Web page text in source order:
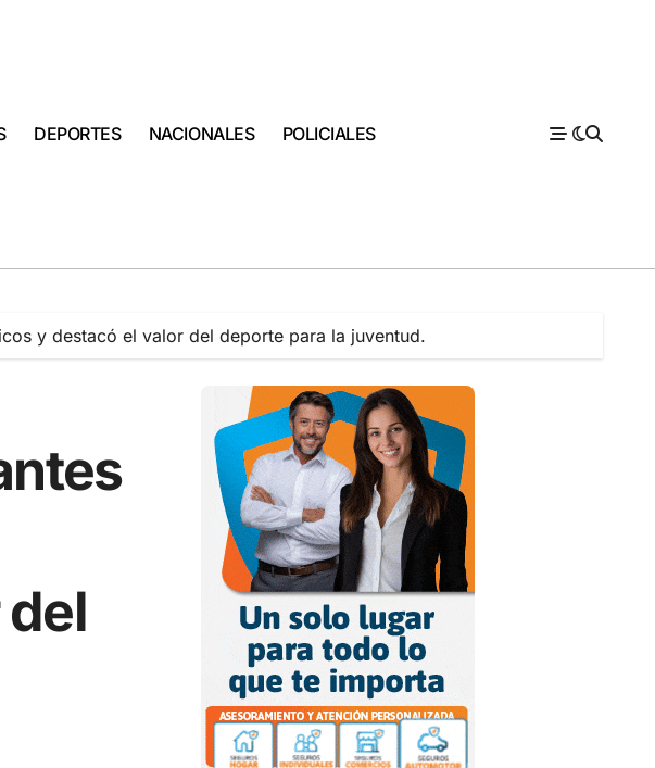
DEPORTES NACIONALES POLICIALES
y destacó el valor del deporte para la juventud.